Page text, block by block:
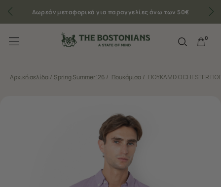
Δωρεάν μεταφορικά για παραγγελίες άνω των 50€
0
Αρχική σελίδα / Spring Summer '26 / Πουκάμισα / ΠΟΥΚΑΜΙΣΟ CHESTER